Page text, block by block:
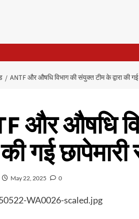
ANTF और औषधि विभाग की संयुक्त टीम के द्वारा की
और औषधि
की गई
May 22, 2025 0